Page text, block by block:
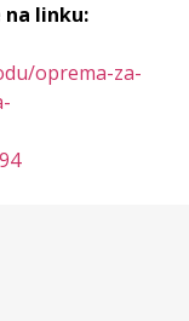
linku:
oprema-za-